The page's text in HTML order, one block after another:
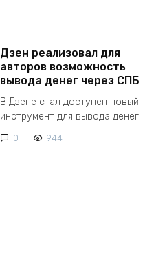
Дзен реализовал для
авторов возможность
вывода денег через СПБ
В Дзене стал доступен новый
инструмент для вывода денег
0 944